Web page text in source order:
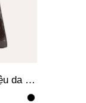
Túi nữ HSF15 chất liệu da cá sấu thật 100%